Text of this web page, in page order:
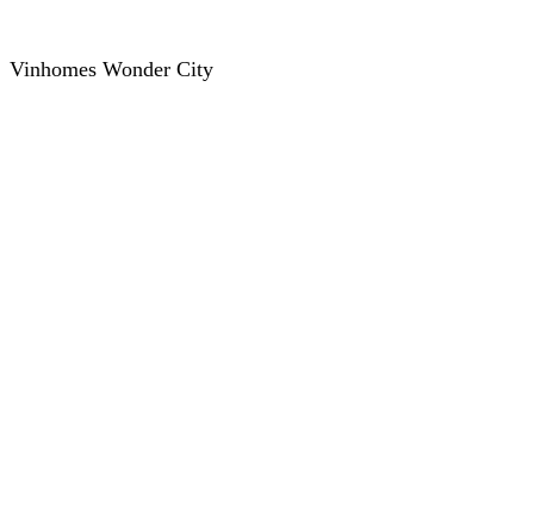
Vinhomes Wonder City